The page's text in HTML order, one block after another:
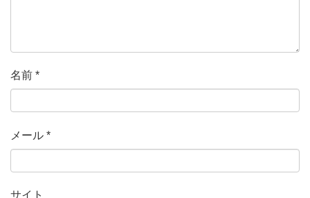
名前 *
メール *
サイト